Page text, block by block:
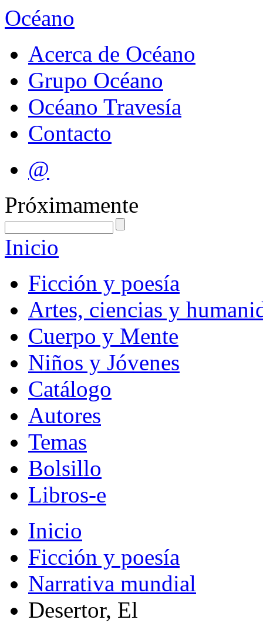
Océano
Acerca de Océano
Grupo Océano
Océano Travesía
Contacto
@
Próximamente
Inicio
Ficción y poesía
Artes, ciencias y
Cuerpo y Mente
Niños y Jóvenes
Catálogo
Autores
Temas
Bolsillo
Libros-e
Inicio
Ficción y poesía
Narrativa mundial
Desertor, El